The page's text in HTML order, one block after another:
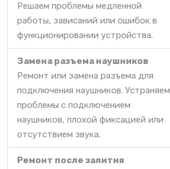
Решаем проблемы медленной
работы, зависаний или ошибок в
функционировании устройства.
Замена разъема наушников
Ремонт или замена разъема для
подключения наушников. Устраняем
проблемы с подключением
наушников, плохой фиксацией или
отсутствием звука.
Ремонт после залития